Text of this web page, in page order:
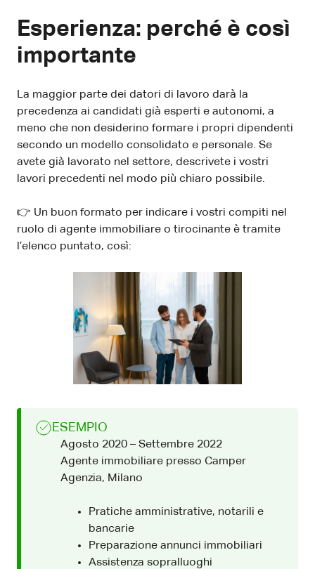
Esperienza: perché è così
importante
La maggior parte dei datori di lavoro darà la
precedenza ai candidati già esperti e autonomi, a
meno che non desiderino formare i propri dipendenti
secondo un modello consolidato e personale. Se
avete già lavorato nel settore, descrivete i vostri
lavori precedenti nel modo più chiaro possibile.
👉 Un buon formato per indicare i vostri compiti nel
ruolo di agente immobiliare o tirocinante è tramite
l’elenco puntato, così:
ESEMPIO
Agosto 2020 – Settembre 2022
Agente immobiliare presso Camper
Agenzia, Milano
Pratiche amministrative, notarili e
bancarie
Preparazione annunci immobiliari
Assistenza sopralluoghi